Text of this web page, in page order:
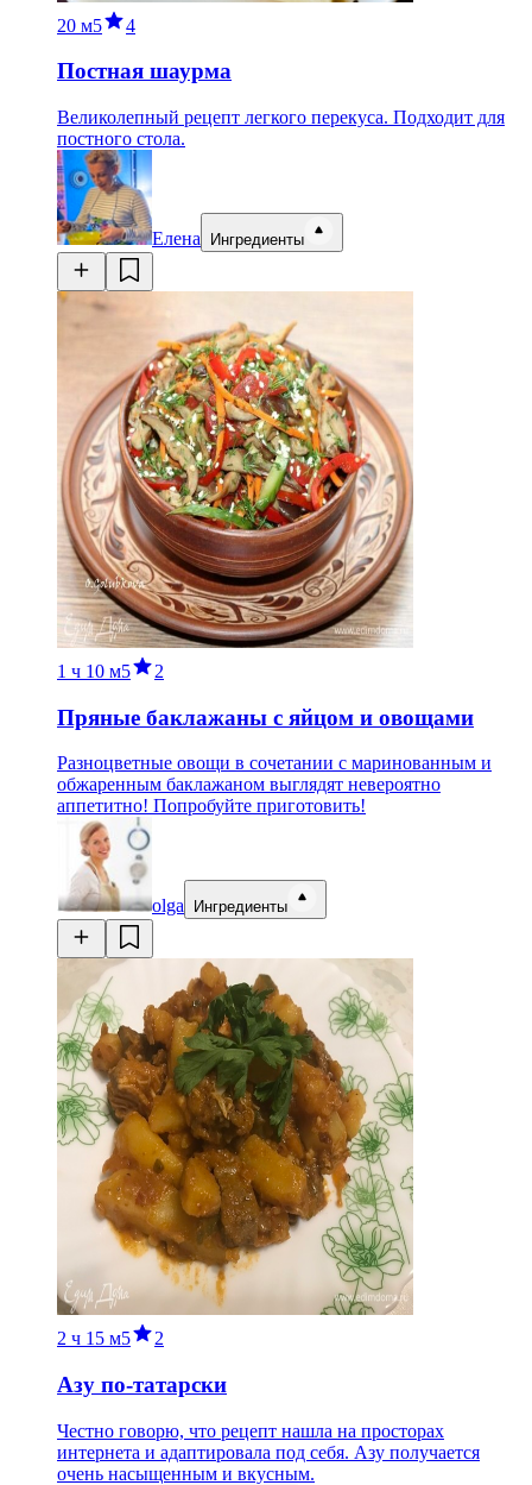
20 м5 4
Постная шаурма
Великолепный рецепт легкого перекуса. Подходит для
постного стола.
Елена Ингредиенты
1 ч 10 м5 2
Пряные баклажаны с яйцом и овощами
Разноцветные овощи в сочетании с маринованным и
обжаренным баклажаном выглядят невероятно
аппетитно! Попробуйте приготовить!
olga Ингредиенты
2 ч 15 м5 2
Азу по-татарски
Честно говорю, что рецепт нашла на просторах
интернета и адаптировала под себя. Азу получается
очень насыщенным и вкусным.